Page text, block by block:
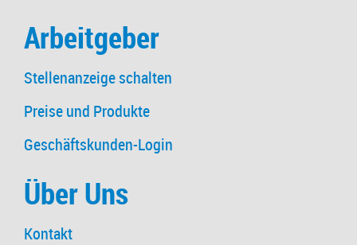
Arbeitgeber
Stellenanzeige schalten
Preise und Produkte
Geschäftskunden-Login
Über Uns
Kontakt